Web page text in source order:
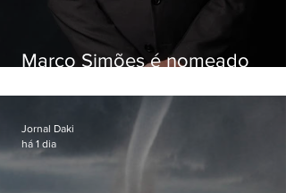
Marco Simões é nomeado
Jornal Daki
há 1 dia